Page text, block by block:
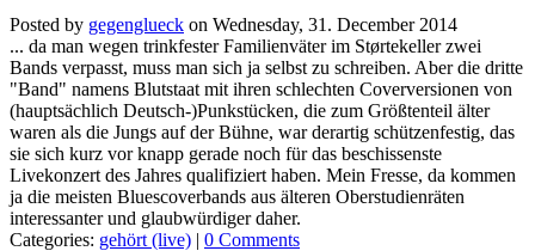
Posted by gegenglueck on Wednesday, 31. December 2014
... da man wegen trinkfester Familienväter im Størtekeller zwei
Bands verpasst, muss man sich ja selbst zu schreiben. Aber die dritte
"Band" namens Blutstaat mit ihren schlechten Coverversionen von
(hauptsächlich Deutsch-)Punkstücken, die zum Größtenteil älter
waren als die Jungs auf der Bühne, war derartig schützenfestig, das
sie sich kurz vor knapp gerade noch für das beschissenste
Livekonzert des Jahres qualifiziert haben. Mein Fresse, da kommen
ja die meisten Bluescoverbands aus älteren Oberstudienräten
interessanter und glaubwürdiger daher.
Categories: gehört (live) | 0 Comments